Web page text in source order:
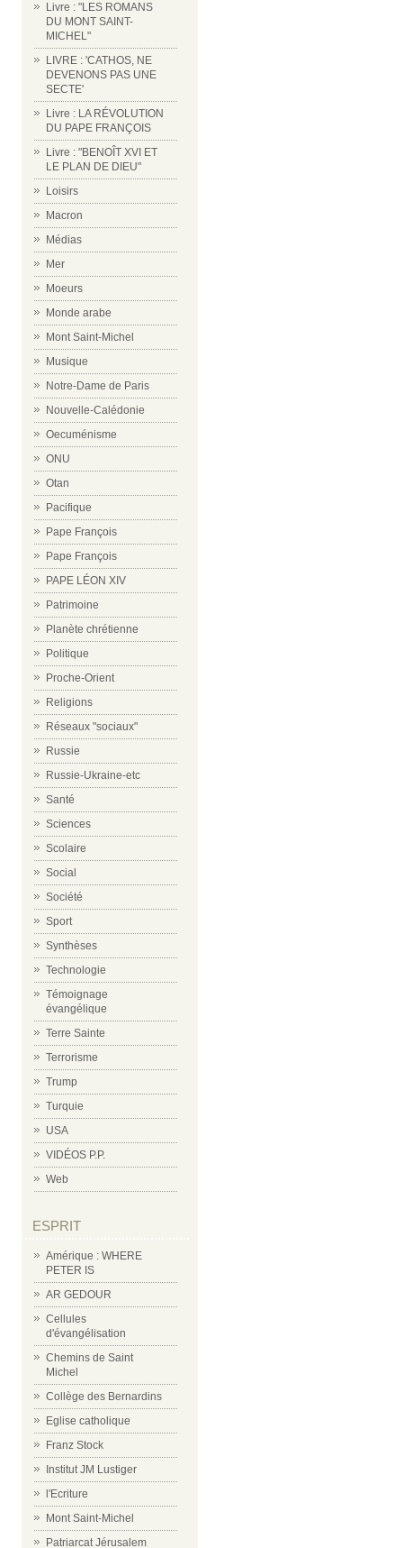
Livre : "LES ROMANS
DU MONT SAINT-
MICHEL"
LIVRE : 'CATHOS, NE
DEVENONS PAS UNE
SECTE'
Livre : LA RÉVOLUTION
DU PAPE FRANÇOIS
Livre : "BENOÎT XVI ET
LE PLAN DE DIEU"
Loisirs
Macron
Médias
Mer
Moeurs
Monde arabe
Mont Saint-Michel
Musique
Notre-Dame de Paris
Nouvelle-Calédonie
Oecuménisme
ONU
Otan
Pacifique
Pape François
Pape François
PAPE LÉON XIV
Patrimoine
Planète chrétienne
Politique
Proche-Orient
Religions
Réseaux "sociaux"
Russie
Russie-Ukraine-etc
Santé
Sciences
Scolaire
Social
Société
Sport
Synthèses
Technologie
Témoignage
évangélique
Terre Sainte
Terrorisme
Trump
Turquie
USA
VIDÉOS P.P.
Web
ESPRIT
Amérique : WHERE
PETER IS
AR GEDOUR
Cellules
d'évangélisation
Chemins de Saint
Michel
Collège des Bernardins
Eglise catholique
Franz Stock
Institut JM Lustiger
l'Ecriture
Mont Saint-Michel
Patriarcat Jérusalem